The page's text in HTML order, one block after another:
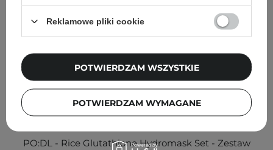
PO:DL - Rice Glutathione Hydromask Set - Zestaw
Reklamowe pliki cookie
POTWIERDZAM WYMAGANE
POTWIERDZAM WSZYSTKIE